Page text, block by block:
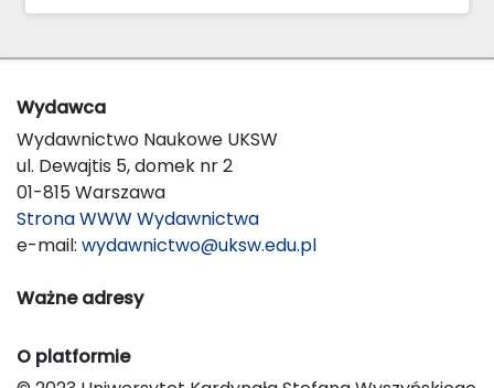
Wydawca
Wydawnictwo Naukowe UKSW
ul. Dewajtis 5, domek nr 2
01-815 Warszawa
Strona WWW Wydawnictwa
e-mail: wydawnictwo@uksw.edu.pl
Ważne adresy
O platformie